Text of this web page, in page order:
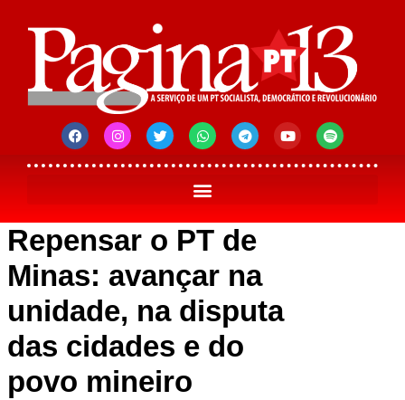
Repensar o PT de
Minas: avançar na
unidade, na disputa
das cidades e do
povo mineiro